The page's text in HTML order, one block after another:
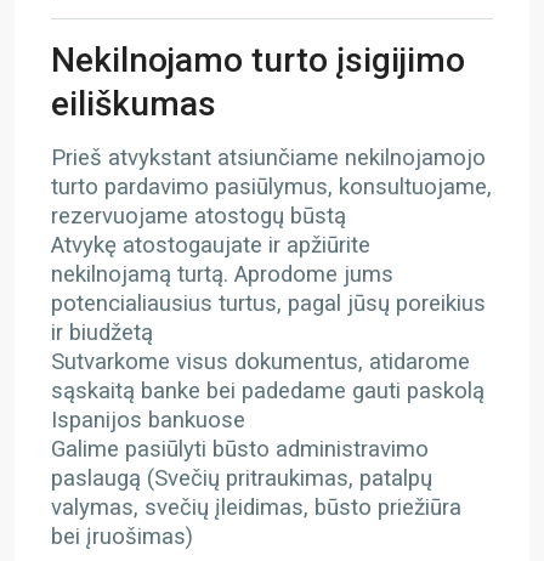
Nekilnojamo turto įsigijimo
eiliškumas
Prieš atvykstant atsiunčiame nekilnojamojo
turto pardavimo pasiūlymus, konsultuojame,
rezervuojame atostogų būstą
Atvykę atostogaujate ir apžiūrite
nekilnojamą turtą. Aprodome jums
potencialiausius turtus, pagal jūsų poreikius
ir biudžetą
Sutvarkome visus dokumentus, atidarome
sąskaitą banke bei padedame gauti paskolą
Ispanijos bankuose
Galime pasiūlyti būsto administravimo
paslaugą (Svečių pritraukimas, patalpų
valymas, svečių įleidimas, būsto priežiūra
bei įruošimas)